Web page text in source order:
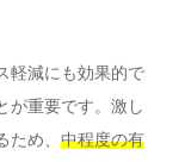
軽減にも効果的で
が重要です。激し
め、 中程度の有